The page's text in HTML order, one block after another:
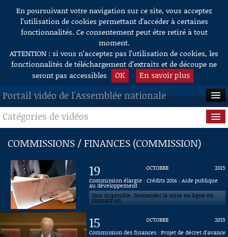
Aller au contenu
En poursuivant votre navigation sur ce site, vous acceptez
l’utilisation de cookies permettant d'accéder à certaines
fonctionnalités. Ce consentement peut être retiré à tout
moment.
ATTENTION : si vous n’acceptez pas l’utilisation de cookies, les
fonctionnalités de téléchargement d’extraits et de découpe ne
seront pas accessibles
OK En savoir plus
Portail vidéo de l'Assemblée nationale
ACCUEIL
EN DIRECT
À LA DEMANDE
RECHERCHE
AIDE À LA DÉCOUPE
DE VIDÉOS
Catégories de vidéos
Séance publique
Questions au Gouvernement
Commissions
Présidence
Évènements
COMMISSIONS / FINANCES (COMMISSION)
19 OCTOBRE
2015
Commission élargie : Crédits 2016 : Aide publique
au développement
Non disponible. Demandez la mise en ligne en
cliquant ici.
15 OCTOBRE
2015
Commission des finances : Projet de décret d'avance